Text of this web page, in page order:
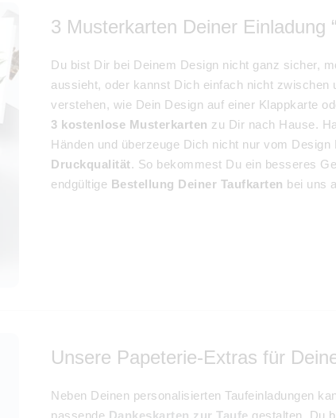
3 Musterkarten Deiner Einladung
Du bist Dir bei Deinem Design nicht ganz sicher,
aussieht, oder kannst Dich einfach nicht
verstehen, wie Dein Design auf einer Klappkarte
3 kostenlose Musterkarten zu Dir nach Hause.
Händen und überzeuge Dich nicht nur vom
Druckqualität. So bekommest Du ein besseres
endgültige Bestellung Deiner Taufkarten bei uns
Unsere Papeterie-Extras für
Neben Deinen personalisierten Taufeinladungen
passende Dankeskarten zur Taufe gestalten. Du